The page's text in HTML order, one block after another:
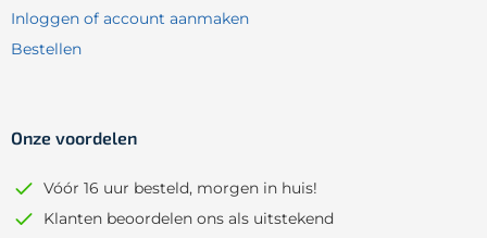
Inloggen of account aanmaken
Bestellen
Onze voordelen
Vóór 16 uur besteld, morgen in huis!
Klanten beoordelen ons als uitstekend